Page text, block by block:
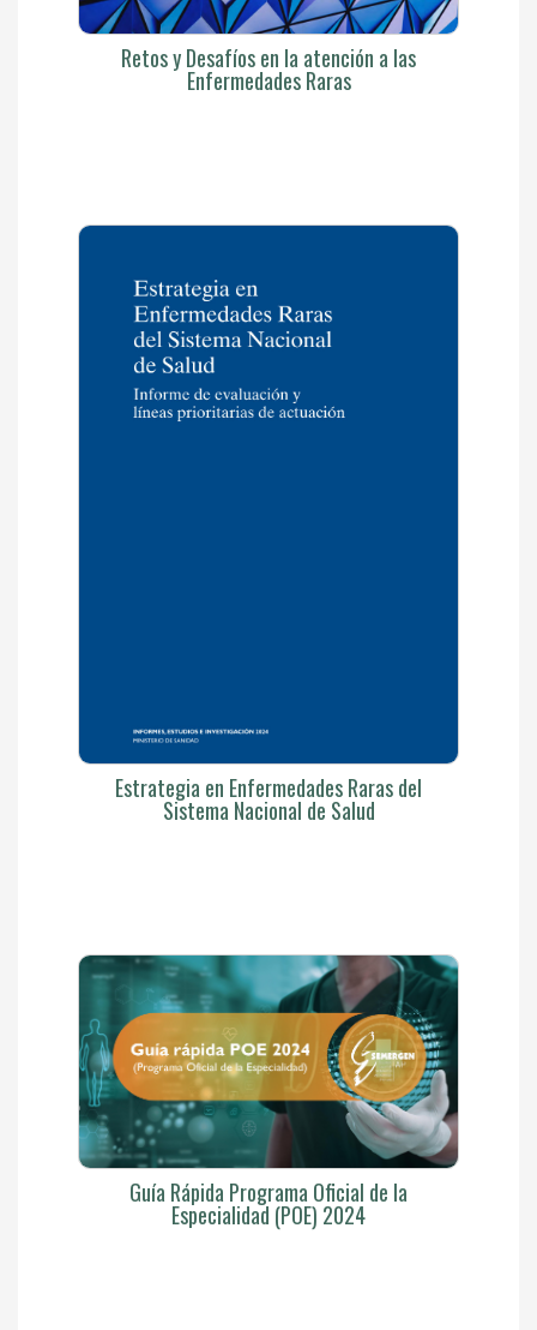
Retos y Desafíos en la atención a las
Enfermedades Raras
Estrategia en Enfermedades Raras del
Sistema Nacional de Salud
Guía Rápida Programa Oficial de la
Especialidad (POE) 2024